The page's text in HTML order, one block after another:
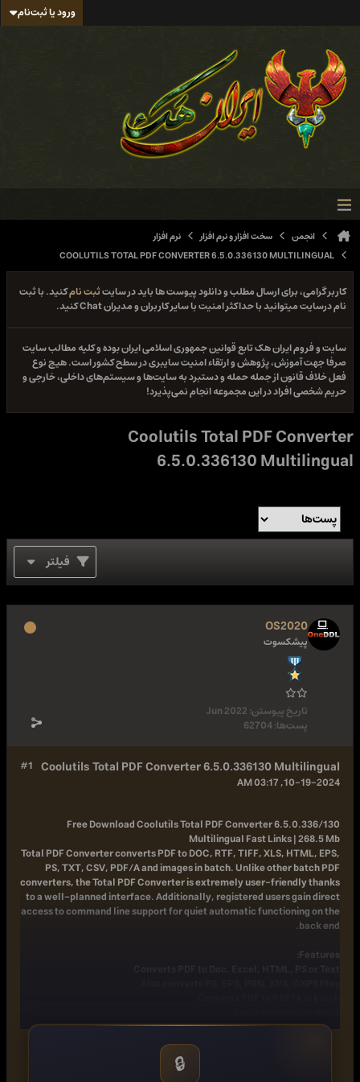
ورود یا ثبت‌نام
انجمن سخت افزار و نرم افزار
نرم افزار
COOLUTILS TOTAL PDF CONVERTER 6.5.0.336130 MULTILINGUAL
کاربر گرامی، برای ارسال مطلب و دانلود پیوست ها باید در سایتثبت نامکنید. با ثبت
نام درسایت میتوانید با حداکثر امنیت با سایر کاربران و مدیران Chat کنید.
سایت و فروم ایران هک تابع قوانین جمهوری اسلامی ایران بوده و کلیه مطالب سایت
صرفا جهت آموزش، پژوهش و ارتقاء امنیت سایبری در سطح کشور است. هیچ نوع
فعل خلاف قانون از جمله حمله و دستبرد به سایت‌ها و سیستم‌های داخلی، خارجی و
حریم شخصی افراد در این مجموعه انجام نمی‌پذیرد!
Coolutils Total PDF Converter
6.5.0.336130 Multilingual
فیلتر
OS2020
پیشکسوت
تاریخ پیوستن:Jun 2022
پست‌ها:62704
#1 Coolutils Total PDF Converter 6.5.0.336130 Multilingual
10-19-2024, 03:17 AM
Free DownloadCoolutils Total PDF Converter 6.5.0.336/130
Multilingual Fast Links | 268.5 Mb
Total PDF Converter converts PDF to DOC, RTF, TIFF, XLS, HTML, EPS,
PS, TXT, CSV, PDF/A and images in batch. Unlike other batch PDF
converters, the Total PDF Converter is extremely user-friendly thanks
to a well-planned interface. Additionally, registered users gain direct
access to command line support for quiet automatic functioning on the
back end.
Features:
Converts PostScript to PDF
🔒